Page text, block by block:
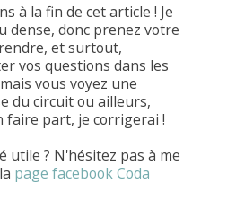
à la fin de cet article ! Je
dense, donc prenez votre
et surtout,
vos questions dans les
vous voyez une
du circuit ou ailleurs,
faire part, je corrigerai !
utile ? N'hésitez pas à me
page facebook Coda